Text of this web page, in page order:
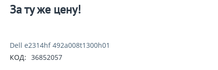
За ту же цену!
Dell e2314hf 492a008t1300h01
КОД: 36852057